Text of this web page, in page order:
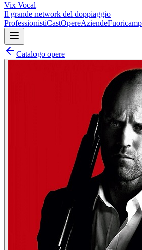
Vix Vocal
Il grande network del doppiaggio
ProfessionistiCastOpereAziende
Catalogo opere